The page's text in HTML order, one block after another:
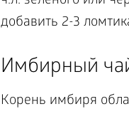
добавить 2-3
Имбирный
Корень имбиря